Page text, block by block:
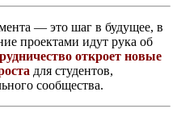
— это шаг в будущее, в
проектами идут рука об
откроет новые
для студентов,
сообщества.